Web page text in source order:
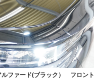
ファード(ブラック） フロント